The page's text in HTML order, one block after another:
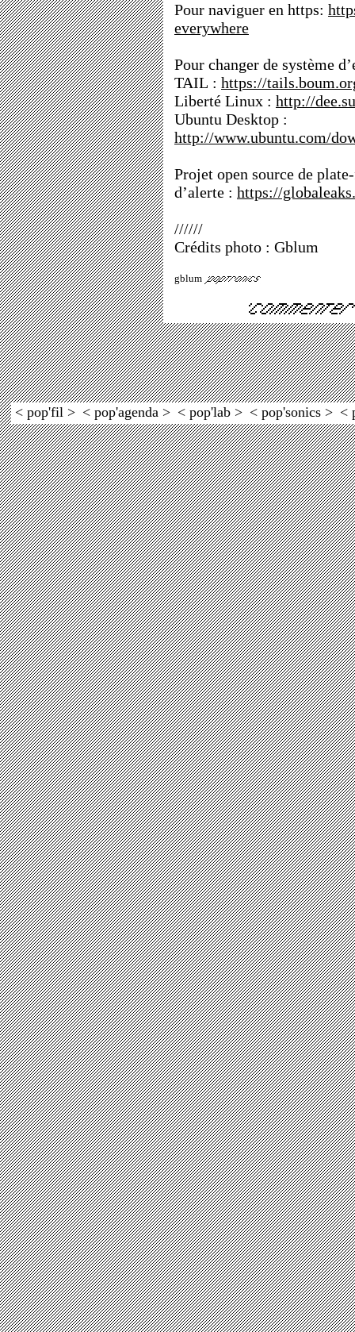
Pour naviguer en https:
everywhere
Pour changer de système
TAIL : https://
Liberté Linux : http://
Ubuntu Desktop :
http://www.ubuntu.com/
Projet open source de
d’alerte : https://
//////
Crédits photo : Gblum
gblum
< pop'fil > < pop'agenda > < pop'lab > < pop'sonics > <